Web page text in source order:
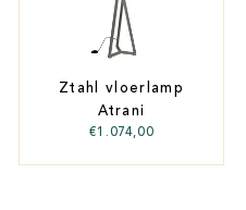
Ztahl vloerlamp
Atrani
€1.074,00